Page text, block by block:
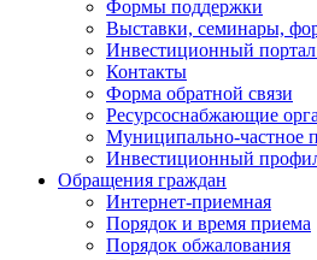
Формы поддержки
Выставки, семинары,
Инвестиционный портал
Контакты
Форма обратной связи
Ресурсоснабжающие
Муниципально-частное
Инвестиционный
Обращения граждан
Интернет-приемная
Порядок и время приема
Порядок обжалования